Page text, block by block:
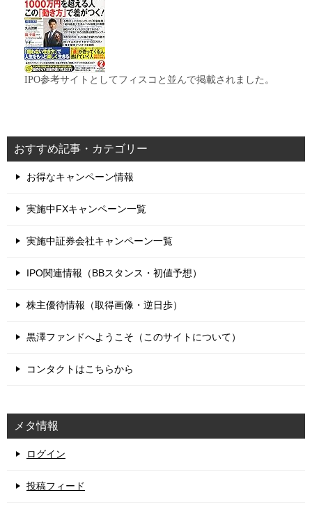
IPO参考サイトとしてフィスコと並んで掲載されました。
おすすめ記事・カテゴリー
お得なキャンペーン情報
実施中FXキャンペーン一覧
実施中証券会社キャンペーン一覧
IPO関連情報（BBスタンス・初値予想）
株主優待情報（取得画像・逆日歩）
黒澤ファンドへようこそ（このサイトについて）
コンタクトはこちらから
メタ情報
ログイン
投稿フィード